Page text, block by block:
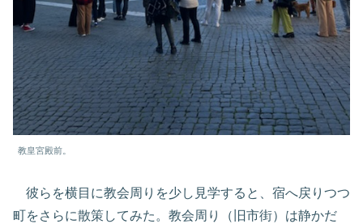
教皇宮殿前。
彼らを横目に教会周りを少し見学すると、宿へ戻りつつ
町をさらに散策してみた。教会周り（旧市街）は静かだ